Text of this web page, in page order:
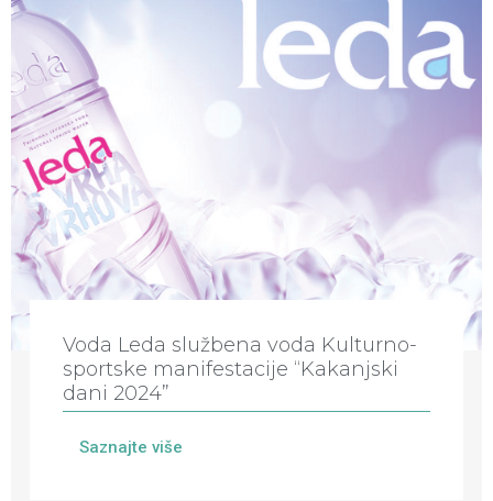
Voda Leda službena voda Kulturno-
sportske manifestacije “Kakanjski
dani 2024”
Saznajte više